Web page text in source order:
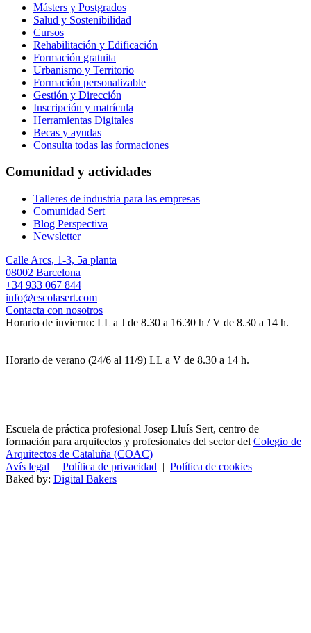
Másters y Postgrados
Salud y Sostenibilidad
Cursos
Rehabilitación y Edificación
Formación gratuita
Urbanismo y Territorio
Formación personalizable
Gestión y Dirección
Inscripción y matrícula
Herramientas Digitales
Becas y ayudas
Consulta todas las formaciones
Comunidad y actividades
Talleres de industria para las empresas
Comunidad Sert
Blog Perspectiva
Newsletter
Calle Arcs, 1-3, 5a planta
08002 Barcelona
+34 933 067 844
info@escolasert.com
Contacta con nosotros
Horario de invierno: LL a J de 8.30 a 16.30 h / V de 8.30 a 14 h.
Horario de verano (24/6 al 11/9) LL a V de 8.30 a 14 h.
Escuela de práctica profesional Josep Lluís Sert, centro de
formación para arquitectos y profesionales del sector del Colegio de
Arquitectos de Cataluña (COAC)
Avís legal | Política de privacidad | Política de cookies
Baked by: Digital Bakers